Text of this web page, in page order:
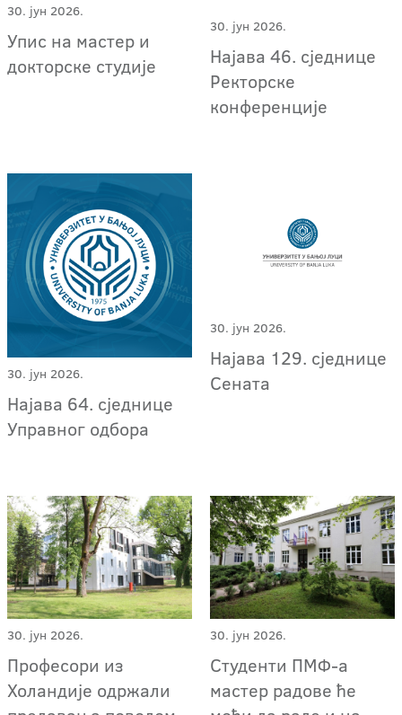
30. јун 2026.
Упис на мастер и
докторске студије
30. јун 2026.
Најава 46. сједнице
Ректорске
конференције
30. јун 2026.
Најава 64. сједнице
Управног одбора
30. јун 2026.
Најава 129. сједнице
Сената
30. јун 2026.
Професори из
Холандије одржали
30. јун 2026.
Студенти ПМФ-а
мастер радове ће